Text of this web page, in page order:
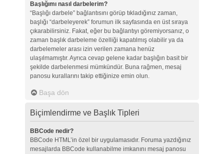
Başlığımı nasıl darbelerim?
“Başlığı darbele” bağlantısını görüp tıkladığınız zaman,
başlığı “darbeleyerek” forumun ilk sayfasında en üst sıraya
çıkarabilirsiniz. Fakat, eğer bu bağlantıyı göremiyorsanız, o
zaman başlık darbeleme özelliği kapatılmış olabilir ya da
darbelemeler arası izin verilen zamana henüz
ulaşılmamıştır. Ayrıca cevap gelene kadar başlığın basit bir
şekilde darbelenmesi mümkündür. Buna rağmen, mesaj
panosu kurallarını takip ettiğinize emin olun.
Başa dön
Biçimlendirme ve Başlık Tipleri
BBCode nedir?
BBCode HTML’in özel bir uygulamasıdır. Foruma yazdığınız
mesajlarda BBCode kullanabilme imkanını mesaj panosu